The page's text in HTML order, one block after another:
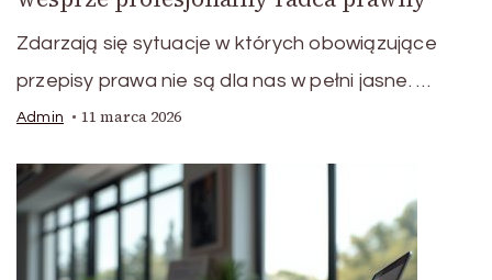
Zdarzają się sytuacje w których obowiązujące
przepisy prawa nie są dla nas w pełni jasne. …
Admin 11 marca 2026